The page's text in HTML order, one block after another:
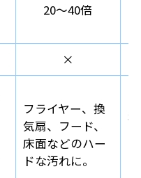
20～40倍
×
フライヤー、換
気扇、フード、
床面などのハー
ドな汚れに。